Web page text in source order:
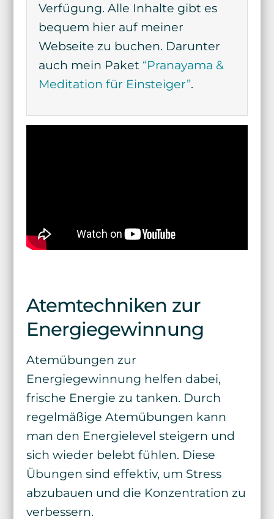
Verfügung. Alle Inhalte gibt es
bequem hier auf meiner
Webseite zu buchen. Darunter
auch mein Paket “Pranayama &
Meditation für Einsteiger”.
Atemtechniken zur
Energiegewinnung
Atemübungen zur
Energiegewinnung helfen dabei,
frische Energie zu tanken. Durch
regelmäßige Atemübungen kann
man den Energielevel steigern und
sich wieder belebt fühlen. Diese
Übungen sind effektiv, um Stress
abzubauen und die Konzentration zu
verbessern.